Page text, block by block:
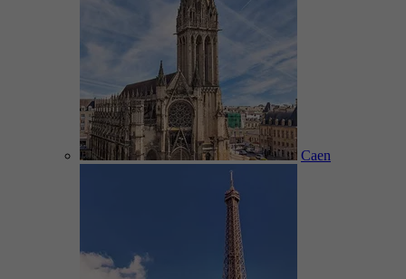
Caen